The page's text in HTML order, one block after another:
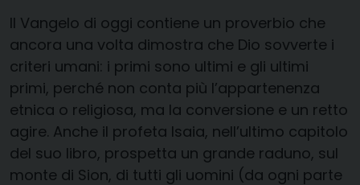
Il Vangelo di oggi contiene un proverbio che
ancora una volta dimostra che Dio sovverte i
criteri umani: i primi sono ultimi e gli ultimi
primi, perché non conta più l’appartenenza
etnica o religiosa, ma la conversione e un retto
agire. Anche il profeta Isaia, nell’ultimo capitolo
del suo libro, prospetta un grande raduno, sul
monte di Sion, di tutti gli uomini (da ogni parte